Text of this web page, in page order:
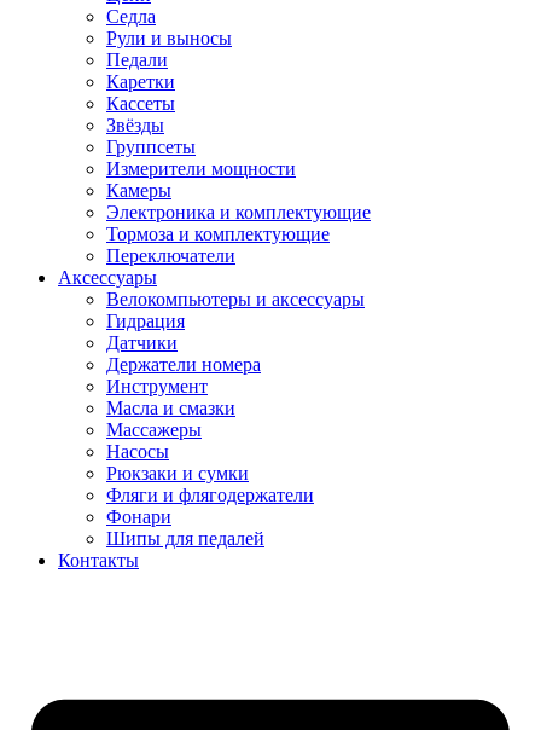
Седла
Рули и выносы
Педали
Каретки
Кассеты
Звёзды
Группсеты
Измерители мощности
Камеры
Электроника и комплектующие
Тормоза и комплектующие
Переключатели
Аксессуары
Велокомпьютеры и аксессуары
Гидрация
Датчики
Держатели номера
Инструмент
Масла и смазки
Массажеры
Насосы
Рюкзаки и сумки
Фляги и флягодержатели
Фонари
Шипы для педалей
Контакты